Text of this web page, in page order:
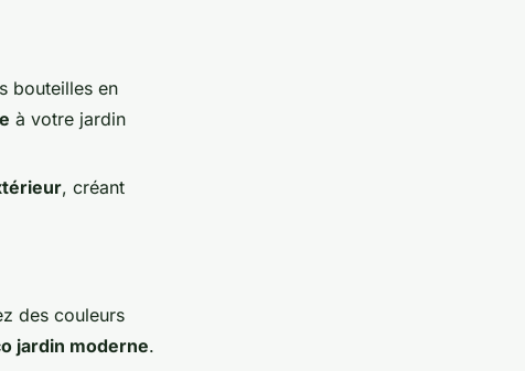
bouteilles en
à votre jardin
, créant
des couleurs
jardin moderne.